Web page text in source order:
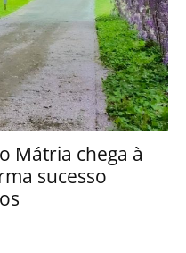
Mátria chega à
sucesso